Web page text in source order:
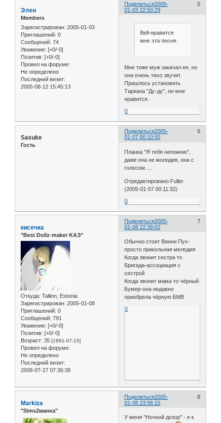
Поделиться 5
2005-
01-03 22:50:29
Элен
Members
Зарегистрирован: 2005-01-03
Приглашений: 0
Сообщений: 74
Уважение: [+0/-0]
Позитив: [+0/-0]
Провел на форуме:
Не определено
Последний визит:
2005-08-12 15:45:13
Bell-нравится
мне эта песня.
Мне тоже муж закачал ее, но
она очень тихо звучит.
Пришлось установить
Таркана "Ду-ду", он мне
нравится.
0
Поделиться 6
2005-
01-07 00:10:55
Sasuke
Гость
Планка "Я тебя непомню",
даже она не молодия, она с
голосом.....
Отредактировано Fuller
(2005-01-07 00:11:32)
0
Поделиться 7
2005-
01-08 22:39:02
кисечка
"Best Dollz-maker KAЭ"
Откуда: Tallinn, Estonia
Зарегистрирован: 2005-01-08
Приглашений: 0
Сообщений: 791
Уважение: [+0/-0]
Позитив: [+0/-0]
Возраст: 35 [1991-07-15]
Провел на форуме:
Не определено
Последний визит:
2008-07-27 07:36:38
Обычно стоит Винни Пух-
просто прикольная мелодия
Когда звонит сестра то
Бригада-ассоциация с
сестрой
Когда звонит мама то чёрный
Бумер-она недавно
приобрела чёрную БМВ
0
Поделиться 8
2005-
01-08 23:56:15
Markiza
"Sims2манка"
У меня "Ночной дозор" - я к